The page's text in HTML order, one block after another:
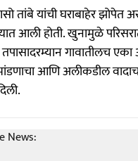
तांबे यांची घराबाहेर झोपेत
आली होती. खुनामुळे
तपासादरम्यान गावातीलच
भांडणाचा आणि अलीकडील